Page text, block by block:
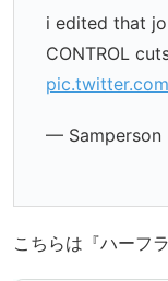
i edited that
CONTROL
— Samperson
こちらは『ハーフ